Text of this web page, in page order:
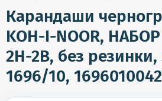
Карандаши
KOH-I-NOOR,
2Н-2В, без
1696/10,